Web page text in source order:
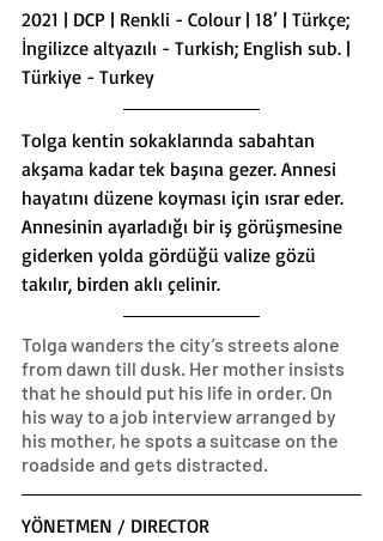
2021 | DCP | Renkli - Colour | 18’ | Türkçe;
İngilizce altyazılı - Turkish; English sub. |
Türkiye - Turkey
Tolga kentin sokaklarında sabahtan
akşama kadar tek başına gezer. Annesi
hayatını düzene koyması için ısrar eder.
Annesinin ayarladığı bir iş görüşmesine
giderken yolda gördüğü valize gözü
takılır, birden aklı çelinir.
Tolga wanders the city’s streets alone
from dawn till dusk. Her mother insists
that he should put his life in order. On
his way to a job interview arranged by
his mother, he spots a suitcase on the
roadside and gets distracted.
YÖNETMEN / DIRECTOR